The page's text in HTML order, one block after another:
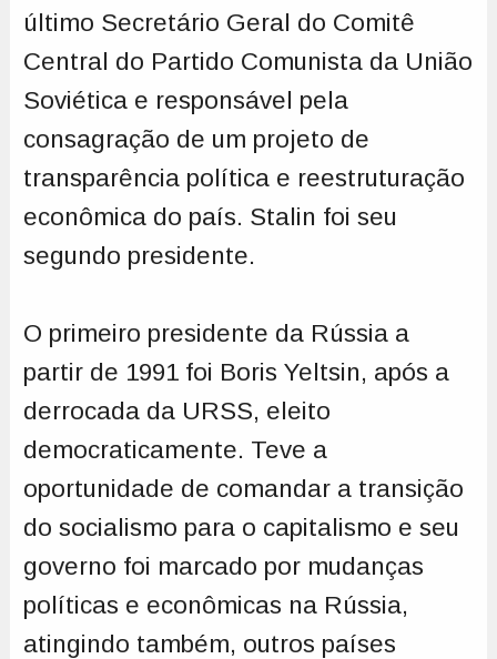
último Secretário Geral do Comitê
Central do Partido Comunista da União
Soviética e responsável pela
consagração de um projeto de
transparência política e reestruturação
econômica do país. Stalin foi seu
segundo presidente.
O primeiro presidente da Rússia a
partir de 1991 foi Boris Yeltsin, após a
derrocada da URSS, eleito
democraticamente. Teve a
oportunidade de comandar a transição
do socialismo para o capitalismo e seu
governo foi marcado por mudanças
políticas e econômicas na Rússia,
atingindo também, outros países